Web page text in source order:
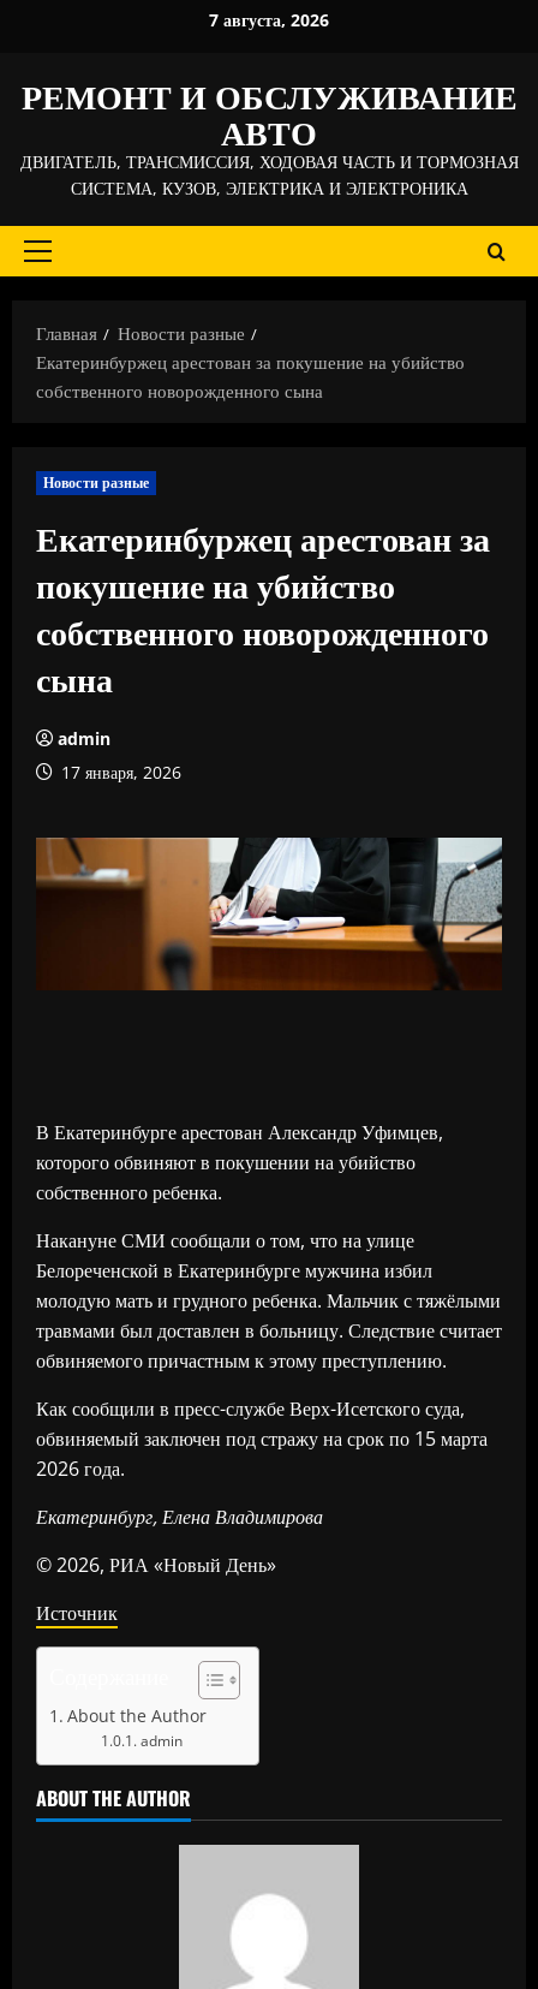
7 августа, 2026
РЕМОНТ И ОБСЛУЖИВАНИЕ
АВТО
ДВИГАТЕЛЬ, ТРАНСМИССИЯ, ХОДОВАЯ ЧАСТЬ И ТОРМОЗНАЯ
СИСТЕМА, КУЗОВ, ЭЛЕКТРИКА И ЭЛЕКТРОНИКА
Основное
Главная
Новости разные
Екатеринбуржец арестован за покушение на убийство
собственного новорожденного сына
Новости разные
Екатеринбуржец арестован за
покушение на убийство
собственного новорожденного
сына
admin
17 января, 2026
В Екатеринбурге арестован Александр Уфимцев,
которого обвиняют в покушении на убийство
собственного ребенка.
Накануне СМИ сообщали о том, что на улице
Белореченской в Екатеринбурге мужчина избил
молодую мать и грудного ребенка. Мальчик с тяжёлыми
травмами был доставлен в больницу. Следствие считает
обвиняемого причастным к этому преступлению.
Как сообщили в пресс-службе Верх-Исетского суда,
обвиняемый заключен под стражу на срок по 15 марта
2026 года.
Екатеринбург, Елена Владимирова
© 2026, РИА «Новый День»
Источник
About the Author
admin
ABOUT THE AUTHOR